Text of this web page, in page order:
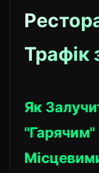
Трафік
Як